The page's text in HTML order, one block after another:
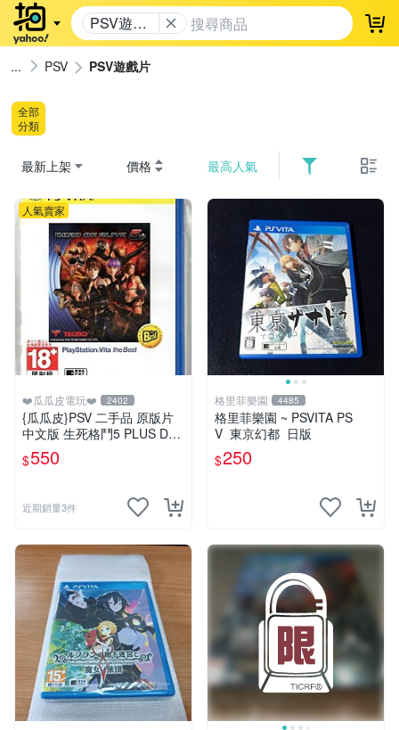
PSV遊戲
片
登
PSV PSV遊戲片
全部
分類
最新上架 價格 最高人氣
人氣賣家
❤️瓜瓜皮電玩❤️ 2402
{瓜瓜皮}PSV 二手品 原版片
中文版 生死格鬥5 PLUS Dea
d or Alive 5(遊戲都有回收)
$550
近期銷量3件
格里菲樂園 4485
格里菲樂園 ~ PSVITA PS
V 東京幻都 日版
$250